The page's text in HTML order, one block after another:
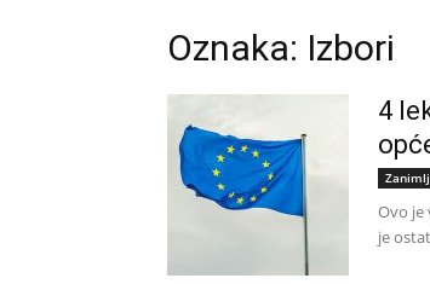
Oznaka: Izbori
4
Ovo je
je